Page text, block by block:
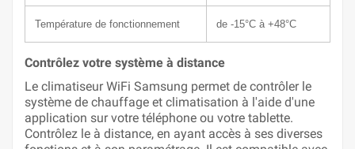
Température de fonctionnement de -15°C à +48°C
Contrôlez votre système à distance
Le climatiseur WiFi Samsung permet de contrôler le
système de chauffage et climatisation à l'aide d'une
application sur votre téléphone ou votre tablette.
Contrôlez le à distance, en ayant accès à ses diverses